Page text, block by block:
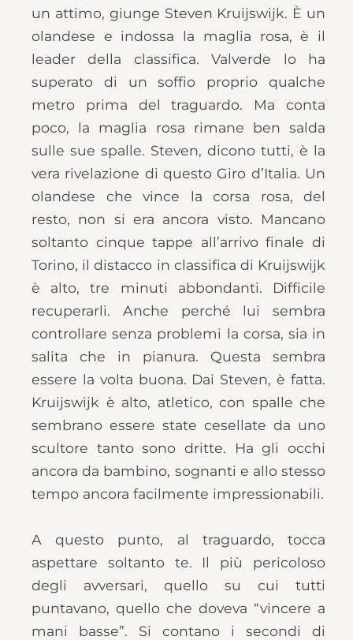
un attimo, giunge Steven Kruijswijk. È un
olandese e indossa la maglia rosa, è il
leader della classifica. Valverde lo ha
superato di un soffio proprio qualche
metro prima del traguardo. Ma conta
poco, la maglia rosa rimane ben salda
sulle sue spalle. Steven, dicono tutti, è la
vera rivelazione di questo Giro d’Italia. Un
olandese che vince la corsa rosa, del
resto, non si era ancora visto. Mancano
soltanto cinque tappe all’arrivo finale di
Torino, il distacco in classifica di Kruijswijk
è alto, tre minuti abbondanti. Difficile
recuperarli. Anche perché lui sembra
controllare senza problemi la corsa, sia in
salita che in pianura. Questa sembra
essere la volta buona. Dai Steven, è fatta.
Kruijswijk è alto, atletico, con spalle che
sembrano essere state cesellate da uno
scultore tanto sono dritte. Ha gli occhi
ancora da bambino, sognanti e allo stesso
tempo ancora facilmente impressionabili.
A questo punto, al traguardo, tocca
aspettare soltanto te. Il più pericoloso
degli avversari, quello su cui tutti
puntavano, quello che doveva “vincere a
mani basse”. Si contano i secondi di